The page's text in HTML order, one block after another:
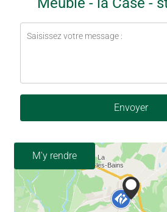
Envoyer
M'y rendre